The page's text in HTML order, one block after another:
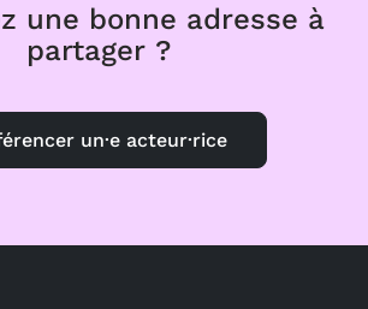
une bonne adresse à
partager ?
un·e acteur·rice